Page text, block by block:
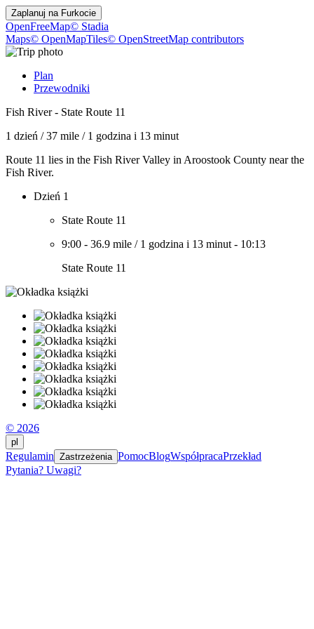
Zaplanuj na Furkocie
OpenFreeMap© Stadia
Maps© OpenMapTiles© OpenStreetMap contributors
Plan
Przewodniki
Fish River - State Route 11
1 dzień /37 mile / 1 godzina i 13 minut
Route 11 lies in the Fish River Valley in Aroostook County near the
Fish River.
Dzień 1
State Route 11
9:00 - 36.9 mile / 1 godzina i 13 minut - 10:13
State Route 11
© 2026
pl
Regulamin Zastrzeżenia PomocBlogWspółpracaPrzekład
Pytania? Uwagi?